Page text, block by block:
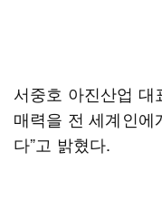
서중호 아진산업 대
매력을 전 세계인
다”고 밝혔다.